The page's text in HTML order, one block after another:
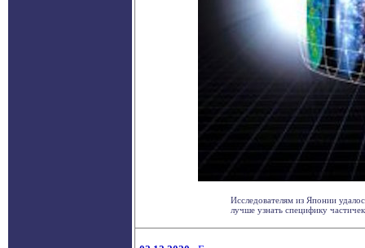
Исследователям из Японии
лучше узнать специфику